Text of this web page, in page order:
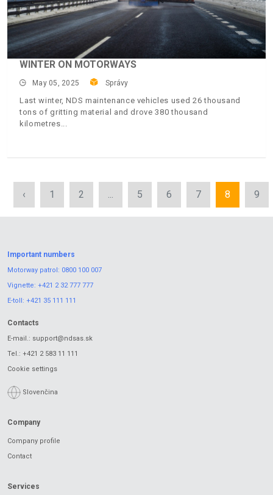
WINTER ON MOTORWAYS
May 05, 2025 Správy
Last winter, NDS maintenance vehicles used 26 thousand
tons of gritting material and drove 380 thousand
kilometres
‹ 1 2 5 6 7 8 9
Important numbers
Motorway patrol: 0800 100 007
Vignette: +421 2 32 777 777
E-toll: +421 35 111 111
Contacts
E-mail.: support@ndsas.sk
Tel.: +421 2 583 11 111
Cookie settings
Slovenčina
Company
Company profile
Contact
Services